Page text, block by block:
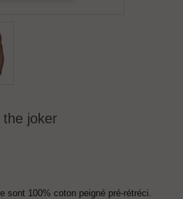
joker
sont 100% coton peigné pré-rétréci.